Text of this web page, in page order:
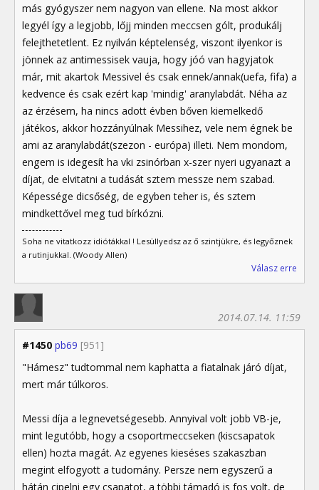
más gyógyszer nem nagyon van ellene. Na most akkor
legyél így a legjobb, lőjj minden meccsen gólt, produkálj
felejthetetlent. Ez nyilván képtelenség, viszont ilyenkor is
jönnek az antimessisek vauja, hogy jóó van hagyjatok
már, mit akartok Messivel és csak ennek/annak(uefa, fifa) a
kedvence és csak ezért kap 'mindig' aranylabdát. Néha az
az érzésem, ha nincs adott évben bőven kiemelkedő
játékos, akkor hozzányúlnak Messihez, vele nem égnek be
ami az aranylabdát(szezon - európa) illeti. Nem mondom,
engem is idegesít ha vki zsinórban x-szer nyeri ugyanazt a
díjat, de elvitatni a tudását sztem messze nem szabad.
Képessége dicsőség, de egyben teher is, és sztem
mindkettővel meg tud bírkózni.
Soha ne vitatkozz idiótákkal ! Lesüllyedsz az ő szintjükre, és legyőznek
a rutinjukkal. (Woody Allen)
Válasz erre
#1450 pb69 [951]
2014.07.14. 11:59
"Hámesz" tudtommal nem kaphatta a fiatalnak járó díjat,
mert már túlkoros.
Messi díja a legnevetségesebb. Annyival volt jobb VB-je,
mint legutóbb, hogy a csoportmeccseken (kiscsapatok
ellen) hozta magát. Az egyenes kieséses szakaszban
megint elfogyott a tudomány. Persze nem egyszerű a
hátán cipelni egy csapatot, a többi támadó is fos volt, de